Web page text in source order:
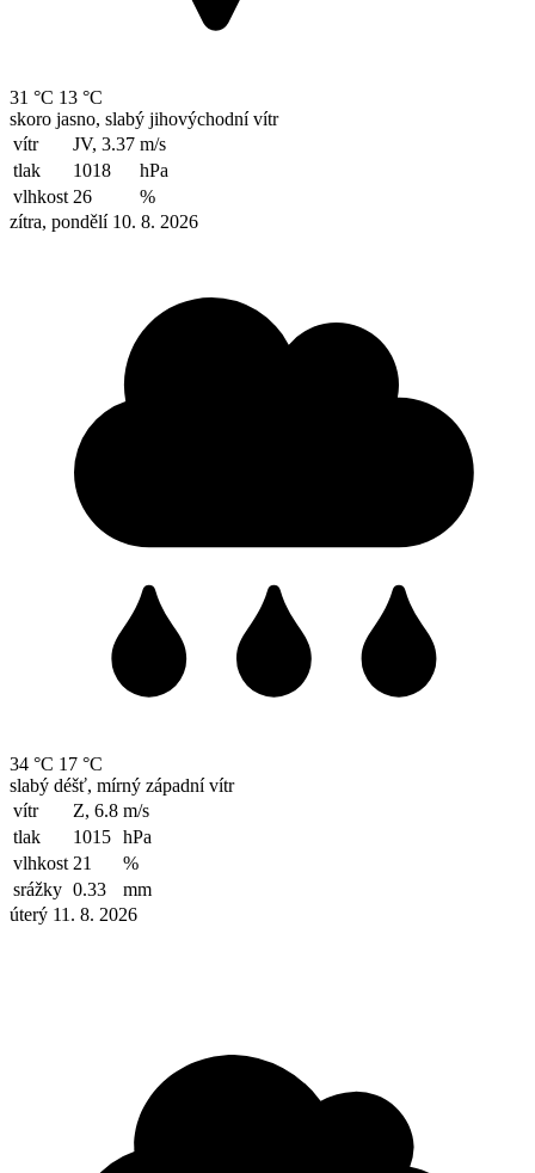
31 °C 13 °C
skoro jasno, slabý jihovýchodní vítr
vítr
JV, 3.37 m/s
tlak
1018
hPa
vlhkost 26
%
zítra, pondělí 10. 8. 2026
34 °C 17 °C
slabý déšť, mírný západní vítr
vítr
Z, 6.8 m/s
tlak
1015 hPa
vlhkost 21
%
srážky 0.33
mm
úterý 11. 8. 2026